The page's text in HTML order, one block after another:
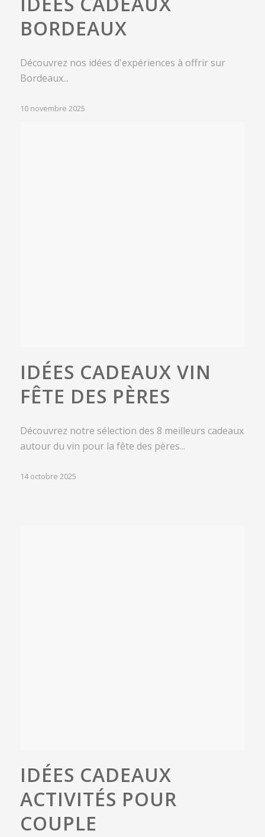
BORDEAUX
Découvrez nos idées d'expériences à offrir sur
Bordeaux...
10 novembre 2025
IDÉES CADEAUX VIN
FÊTE DES PÈRES
Découvrez notre sélection des 8 meilleurs cadeaux
autour du vin pour la fête des pères...
14 octobre 2025
IDÉES CADEAUX
ACTIVITÉS POUR
COUPLE